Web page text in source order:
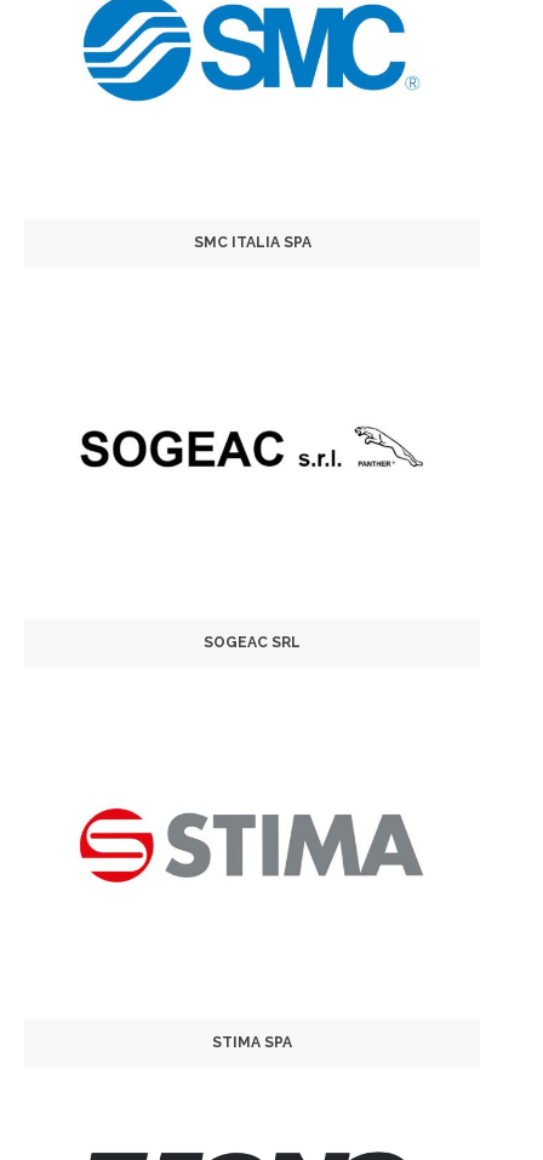
SMC ITALIA SPA
SOGEAC SRL
STIMA SPA